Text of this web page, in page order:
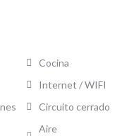
Cocina
Internet / WIFI
Circuito cerrado
Aire